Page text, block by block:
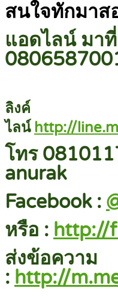
สนใจทักมาส
แอดไลน์ มา
ลิงค์
ไลน์ http://
โทร
anurak
Facebook :
หรือ : http://
ส่งข้อความ
: http://